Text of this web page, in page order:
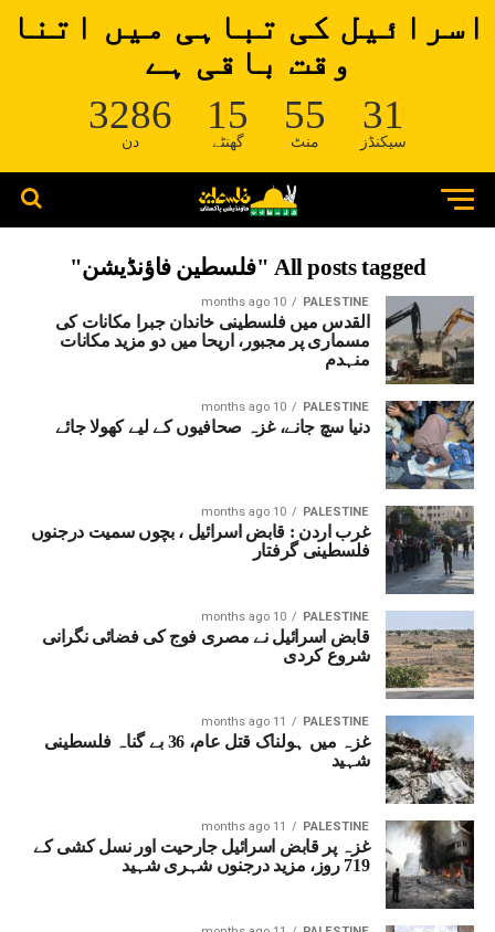
اسرائیل کی تباہی میں اتنا
وقت باقی ہے
3286
دن
15
گھنٹے
55
منٹ
31
سیکنڈز
All posts tagged "فلسطین فاؤنڈیشن"
PALESTINE
10 months ago
القدس میں فلسطینی خاندان جبرا مکانات کی
مسماری پر مجبور، اریحا میں دو مزید مکانات
منہدم
PALESTINE
10 months ago
دنیا سچ جانے، غزہ صحافیوں کے لیے کھولا جائے
PALESTINE
10 months ago
غرب اردن : قابض اسرائیل ، بچوں سمیت درجنوں
فلسطینی گرفتار
PALESTINE
10 months ago
قابض اسرائیل نے مصری فوج کی فضائی نگرانی
شروع کردی
PALESTINE
11 months ago
غزہ میں ہولناک قتل عام، 36 بے گناہ فلسطینی
شہید
PALESTINE
11 months ago
غزہ پر قابض اسرائیل جارحیت اور نسل کشی کے
719 روز، مزید درجنوں شہری شہید